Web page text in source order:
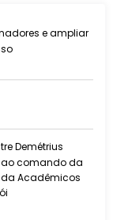
e ampliar
Demétrius
ao comando da
Acadêmicos